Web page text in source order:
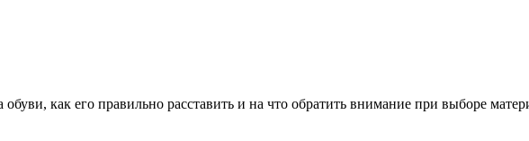
как его правильно расставить и на что обратить внимание при выборе